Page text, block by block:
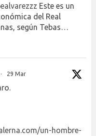
Este es un
del Real
según Tebas…
· 29 Mar
un-hombre-